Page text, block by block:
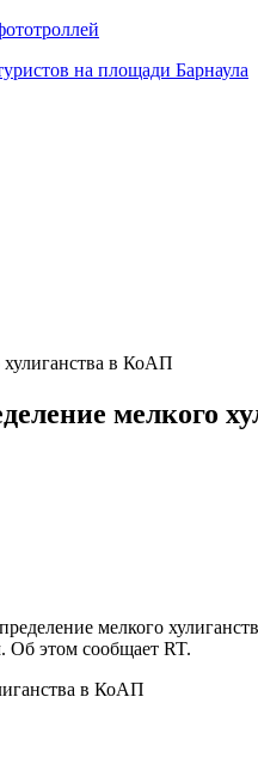
на площади Барнаула
в КоАП
мелкого
мелкого
Об этом сообщает RT.